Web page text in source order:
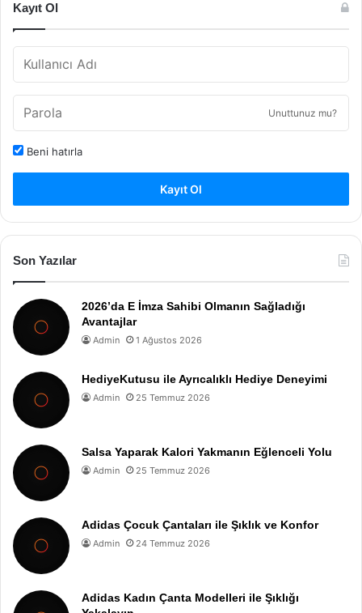
Kayıt Ol
Unuttunuz mu?
Beni hatırla
Kayıt Ol
Son Yazılar
2026’da E İmza Sahibi Olmanın Sağladığı
Avantajlar
Admin 1 Ağustos 2026
HediyeKutusu ile Ayrıcalıklı Hediye Deneyimi
Admin 25 Temmuz 2026
Salsa Yaparak Kalori Yakmanın Eğlenceli Yolu
Admin 25 Temmuz 2026
Adidas Çocuk Çantaları ile Şıklık ve Konfor
Admin 24 Temmuz 2026
Adidas Kadın Çanta Modelleri ile Şıklığı